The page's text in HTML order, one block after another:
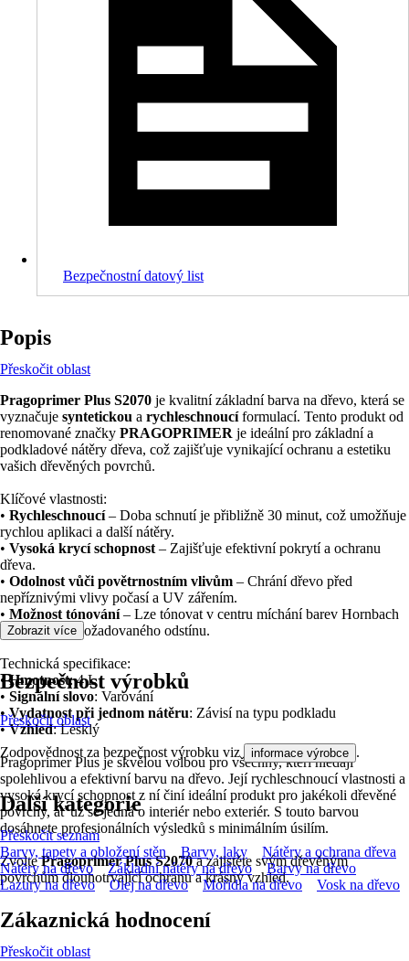
Bezpečnostní datový list
Popis
Přeskočit oblast
Pragoprimer Plus S2070 je kvalitní základní barva na dřevo, která se
vyznačuje syntetickou a rychleschnoucíformulací. Tento produkt od
renomované značky PRAGOPRIMER je ideální pro základní a
podkladové nátěry dřeva, což zajišťuje vynikající ochranu a estetiku
vašich dřevěných povrchů.
Klíčové vlastnosti:
• Rychleschnoucí– Doba schnutí je přibližně 30 minut, což umožňuje
rychlou aplikaci a další nátěry.
• Vysoká krycí schopnost – Zajišťuje efektivní pokrytí a ochranu
dřeva.
• Odolnost vůči povětrnostním vlivům – Chrání dřevo před
nepříznivými vlivy počasí a UV zářením.
• Možnost tónování– Lze tónovat v centru míchání barev Hornbach
pro dosažení požadovaného odstínu.
Technická specifikace:
•Hmotnost: 4 L
• Signální slovo: Varování
•Vydatnost při jednom nátěru: Závisí na typu podkladu
•Vzhled: Lesklý
Pragoprimer Plus je skvělou volbou pro všechny, kteří hledají
spolehlivou a efektivní barvu na dřevo. Její rychleschnoucí vlastnosti a
vysoká krycí schopnost z ní činí ideální produkt pro jakékoli dřevěné
povrchy, ať už se jedná o interiér nebo exteriér. S touto barvou
dosáhnete profesionálních výsledků s minimálním úsilím.
ZvoltePragoprimer Plus S2070a zajistěte svým dřevěným
povrchům dlouhotrvající ochranu a krásný vzhled.
Zobrazit více
Bezpečnost výrobků
Přeskočit oblast
Zodpovědnost za bezpečnost výrobku viz informace výrobce .
Další kategorie
Přeskočit seznam
Barvy, tapety a obložení stěn
Barvy, laky
Nátěry a ochrana dřeva
Nátěry na dřevo
Základní nátěry na dřevo
Barvy na dřevo
Lazury na dřevo
Olej na dřevo Mořidla na dřevo Vosk na dřevo
Zákaznická hodnocení
Přeskočit oblast